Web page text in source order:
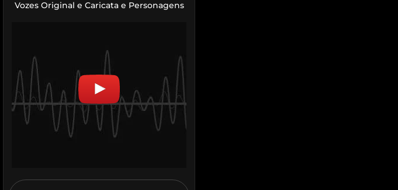
Vozes Original e Caricata e Personagens